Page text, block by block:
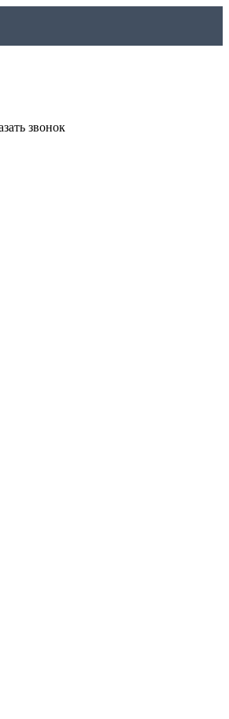
звонок